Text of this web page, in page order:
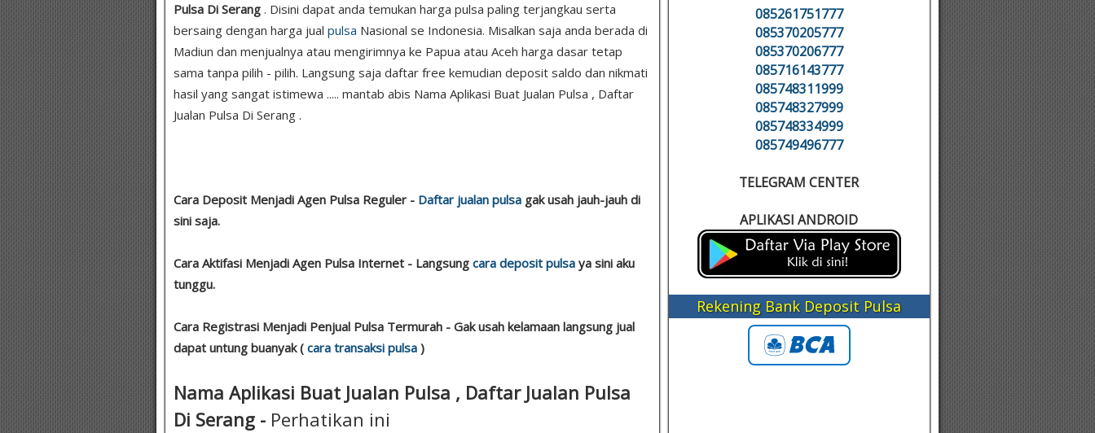
Pulsa Di Serang . Disini dapat anda temukan harga pulsa paling terjangkau serta
bersaing dengan harga jual pulsa Nasional se Indonesia. Misalkan saja anda berada di
Madiun dan menjualnya atau mengirimnya ke Papua atau Aceh harga dasar tetap
sama tanpa pilih - pilih. Langsung saja daftar free kemudian deposit saldo dan nikmati
hasil yang sangat istimewa ..... mantab abis Nama Aplikasi Buat Jualan Pulsa , Daftar
Jualan Pulsa Di Serang .
Cara Deposit Menjadi Agen Pulsa Reguler - Daftar jualan pulsa gak usah jauh-jauh di
sini saja.
Cara Aktifasi Menjadi Agen Pulsa Internet - Langsung cara deposit pulsa ya sini aku
tunggu.
Cara Registrasi Menjadi Penjual Pulsa Termurah - Gak usah kelamaan langsung jual
dapat untung buanyak ( cara transaksi pulsa )
Nama Aplikasi Buat Jualan Pulsa , Daftar Jualan Pulsa
Di Serang - Perhatikan ini
085261751777
085370205777
085370206777
085716143777
085748311999
085748327999
085748334999
085749496777
TELEGRAM CENTER
APLIKASI ANDROID
Rekening Bank Deposit Pulsa